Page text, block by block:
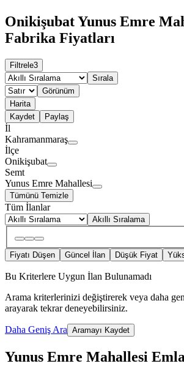
Onikişubat Yunus Emre
Fabrika Fiyatları
Filtrele3
Sırala
Görünüm
Harita
Kaydet
Paylaş
İl
Kahramanmaraş
İlçe
Onikişubat
Semt
Yunus Emre Mahallesi
Tümünü Temizle
Tüm İlanlar
Akıllı Sıralama
Fiyatı Düşen Güncel İlan Düşük Fiyat
Bu Kriterlere Uygun İlan Bulunamadı
Arama kriterlerinizi değiştirerek veya daha
arayarak tekrar deneyebilirsiniz.
Daha Geniş Ara Aramayı Kaydet
Yunus Emre Mahallesi